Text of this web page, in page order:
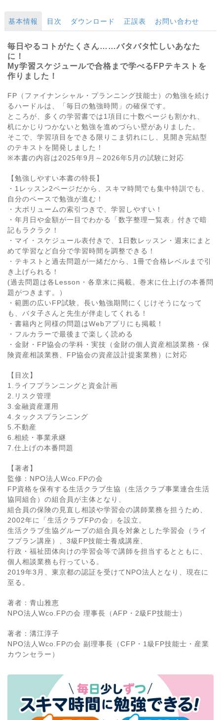
基本情報 目次 ダウンロード 正誤表 お問い合わせ
毎日やるコトがたくさん……バタバタ忙しいあなた
に！
My学習スケジュールで合格まで学べるFPテキストを
作りました！
FP（ファイナンシャル・プランニング技能士）の勉強を続け
るハードルは、「毎日の勉強時間」の確保です。
ところが、多くの学習書では1項目に十数ページも割かれ、
机にかじりつかないと勉強を進めづらい壁がありました。
そこで、学習項目をできる限りこま切れにし、見開き完結型
のテキストを開発しました！
※本書の内容は2025年9月～2026年5月の試験に対応
【勉強しやすい本書の特長】
・1レッスン2ページだから、スキマ時間でも集中特訓でも、
自分のペースで勉強が進む！
・大ボリュームの索引つきで、学習しやすい！
・年月日や金額が一目でわかる「数字整理一覧表」付きで暗
記もラクラク！
・マイ・スケジュール表付きで、1日数レッスン・週末にまと
めて学習など自分で学習時間を調整できる！
・テキストと過去問題が一緒だから、1冊で合格レベルまで引
き上げられる！
(過去問題は各Lesson・各章末に掲載。巻末に仕上げの本番問
題がつきます。）
・範囲の広いFP試験。長い勉強期間にくじけそうになって
も、バタ子さんと先生が伴走してくれる！
・書籍内と同様の問題はWebアプリにも掲載！
・フルカラーで最後まで楽しく読める
・金財・FP協会の学科・実技（金財の個人資産相談業務・保
険資産相談業務、FP協会の資産設計提案業務）に対応
【目次】
1.ライフプランニングと資金計画
2.リスク管理
3.金融資産運用
4.タックスプランニング
5.不動産
6.相続・事業承継
7.仕上げの本番問題
【著者】
監修：NPO法人Wco.FPの会
FP資格を保有する生活クラブ生協（生活クラブ事業連合生活
協同組合）の組合員が主体となり、
組合員の保険の見直し相談や学習会の講師業務を担うため、
2002年に「生活クラブFPの会」を設立。
生活クラブ生協グループの組合員を対象とした学習会（ライ
フプラン講座）、3級FP技能士養成講座、
行政・福祉団体向けの学習会等で講師を担当するとともに、
個人相談業務も行っている。
2019年3月、東京都の認証を受けてNPO法人となり、現在に
至る。
著者：青山雅恵
NPO法人Wco.FPの会 理事長（AFP・2級FP技能士）
著者：溝江淳子
NPO法人Wco.FPの会 副理事長（CFP・1級FP技能士・産業
カウンセラー）